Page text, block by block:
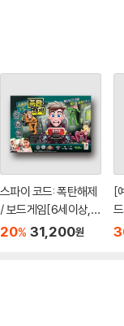
스파이 코드: 폭탄해제
/ 보드게임[6세이상,1
~6명]
20% 31,200원
[